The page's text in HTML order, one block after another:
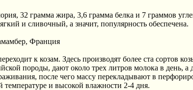
32 грамма жира, 3,6 грамма белка и 7 граммов
и сливочный, а значит, популярность обеспечена.
Франция
к козам. Здесь производят более ста сортов
породы, дают около трех литров молока в день, а
после чего массу перекладывают в
и высокой влажности 2-4 дня.